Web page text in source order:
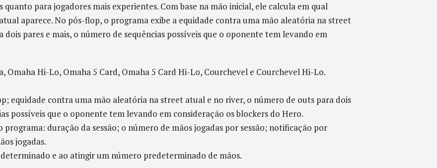
para jogadores mais experientes. Com base na mão inicial, ele calcula em qual
aparece. No pós-flop, o programa exibe a equidade contra uma mão aleatória na street
pares e mais, o número de sequências possíveis que o oponente tem levando em
Omaha Hi-Lo, Omaha 5 Card, Omaha 5 Card Hi-Lo, Courchevel e Courchevel Hi-Lo.
equidade contra uma mão aleatória na street atual e no river, o número de outs para dois
possíveis que o oponente tem levando em consideração os blockers do Hero.
duração da sessão; o número de mãos jogadas por sessão; notificação por
jogadas.
e ao atingir um número predeterminado de mãos.